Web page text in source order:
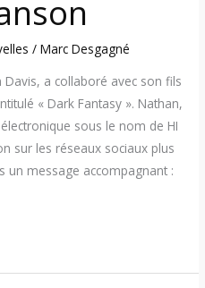
/Marc Desgagné
Davis, a collaboré avec son fils
« Dark Fantasy ». Nathan,
sous le nom de HI
sur les réseaux sociaux plus
un message accompagnant :